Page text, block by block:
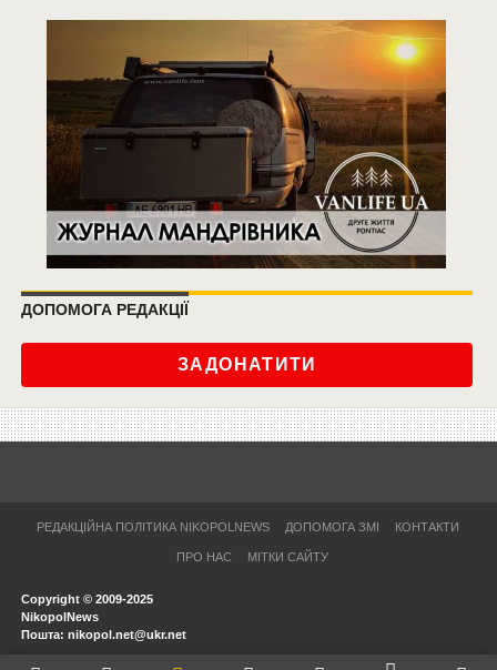
ДОПОМОГА РЕДАКЦІЇ
ЗАДОНАТИТИ
РЕДАКЦІЙНА ПОЛІТИКА NIKOPOLNEWS ДОПОМОГА ЗМІ КОНТАКТИ
ПРО НАС МІТКИ САЙТУ
Copyright © 2009-2025
NikopolNews
Пошта: nikopol.net@ukr.net